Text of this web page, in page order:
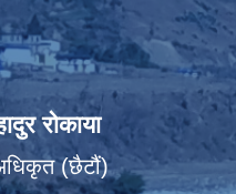
रोकाया
(छैटौं)